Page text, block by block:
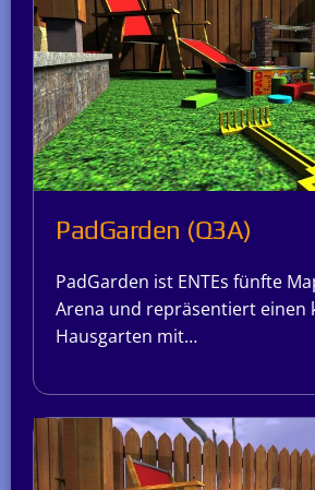
PadGarden (Q3A)
PadGarden ist ENTEs fünfte
Arena und repräsentiert einen
Hausgarten mit…